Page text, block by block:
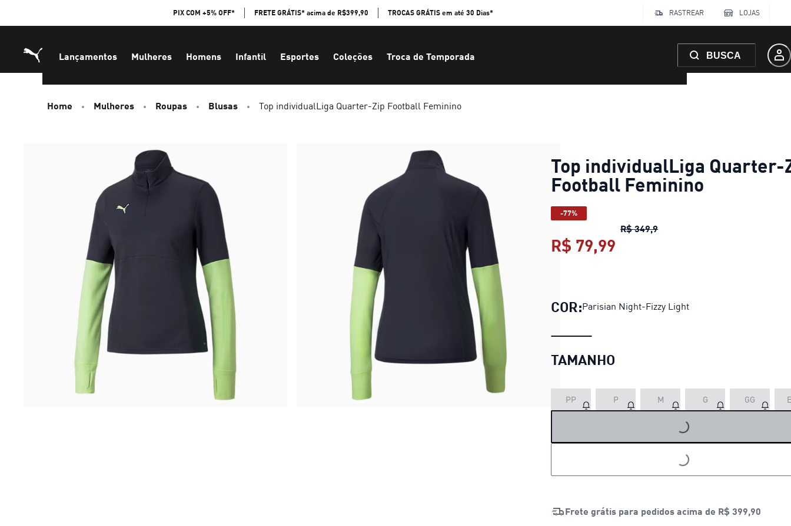
PIX COM +5% OFF* FRETE GRÁTIS* acima de R$399,90 TROCAS GRÁTIS em até 30 Dias* RASTREAR LOJAS
Lançamentos Mulheres Homens Infantil Esportes Coleções Troca de Temporada BUSCA
Home Mulheres Roupas Blusas Top individualLiga Quarter-Zip Football Feminino
Top individualLiga Quarter-
Football Feminino
-77%
R$ 349,9Top individualLiga Quarter-
R$ 79,99
COR:Parisian Night-Fizzy Light
TAMANHO
PP P M G GG
LOADING...
LOADING...
Frete grátis para pedidos acima de R$ 399,90